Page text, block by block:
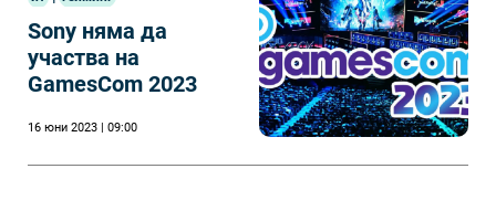
Sony няма да
участва на
GamesCom 2023
16 юни 2023 | 09:00